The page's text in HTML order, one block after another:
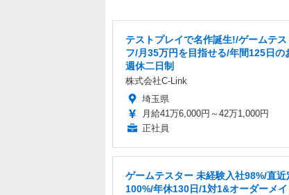
テストプレイで名作誕生!/ゲームテス
フ/月35万円を目指せる/年間125日の
週休二日制
株式会社C-Link
埼玉県
月給41万6,000円～42万1,000円
正社員
ゲームテスター 未経験入社98%/直近
100%/年休130日/1対1&オーダーメ